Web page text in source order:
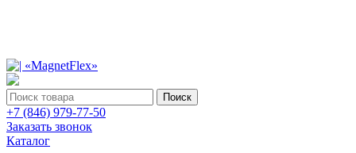
Поиск
+7 (846) 979-77-50
Заказать звонок
Каталог